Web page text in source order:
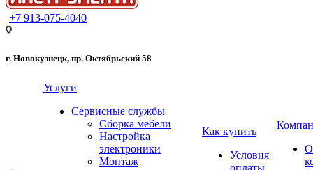
+7 913-075-4040
г. Новокузнецк, пр. Октябрьский 58
Услуги
Сервисные службы
Сборка мебели
Настройка
электроники
Монтаж
Как купить
Условия
оплаты
О